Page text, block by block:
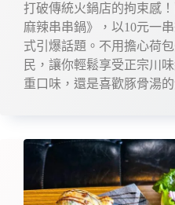
打破傳統火鍋店的拘束感
麻辣串串鍋》，以10元一
式引爆話題。不用擔心荷
民，讓你輕鬆享受正宗川
重口味，還是喜歡豚骨湯